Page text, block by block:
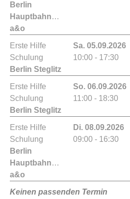
Berlin
Hauptbahnhof
a&o
Erste Hilfe
Schulung
Berlin Steglitz
Sa. 05.09.2026
10:00 - 17:30
Erste Hilfe
Schulung
Berlin Steglitz
So. 06.09.2026
11:00 - 18:30
Erste Hilfe
Schulung
Berlin
Hauptbahnhof
a&o
Di. 08.09.2026
09:00 - 16:30
Keinen passenden Termin